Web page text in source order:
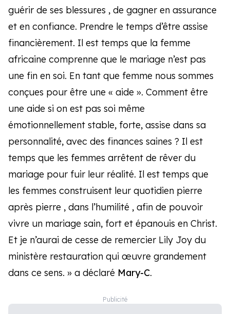
guérir de ses blessures , de gagner en assurance
et en confiance. Prendre le temps d’être assise
financièrement. Il est temps que la femme
africaine comprenne que le mariage n’est pas
une fin en soi. En tant que femme nous sommes
conçues pour être une « aide ». Comment être
une aide si on est pas soi même
émotionnellement stable, forte, assise dans sa
personnalité, avec des finances saines ? Il est
temps que les femmes arrêtent de rêver du
mariage pour fuir leur réalité. Il est temps que
les femmes construisent leur quotidien pierre
après pierre , dans l’humilité , afin de pouvoir
vivre un mariage sain, fort et épanouis en Christ.
Et je n’aurai de cesse de remercier Lily Joy du
ministère restauration qui œuvre grandement
dans ce sens. » a déclaré Mary-C.